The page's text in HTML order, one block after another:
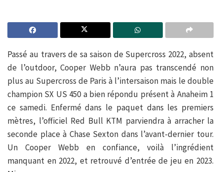
Passé au travers de sa saison de Supercross 2022, absent
de l’outdoor, Cooper Webb n’aura pas transcendé non
plus au Supercross de Paris à l’intersaison mais le double
champion SX US 450 a bien répondu présent à Anaheim 1
ce samedi. Enfermé dans le paquet dans les premiers
mètres, l’officiel Red Bull KTM parviendra à arracher la
seconde place à Chase Sexton dans l’avant-dernier tour.
Un Cooper Webb en confiance, voilà l’ingrédient
manquant en 2022, et retrouvé d’entrée de jeu en 2023.